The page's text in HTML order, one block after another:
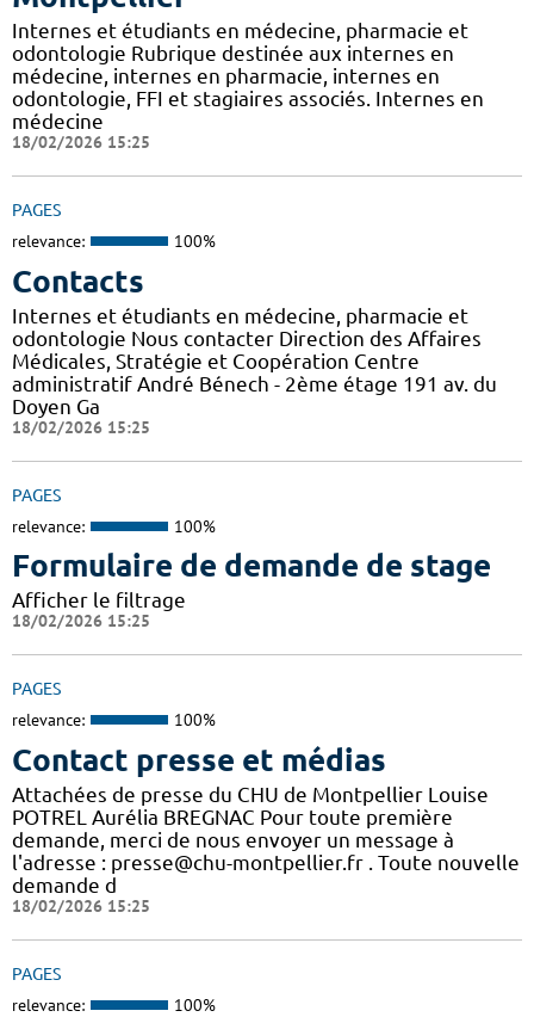
Internes et étudiants en médecine, pharmacie et
odontologie Rubrique destinée aux internes en
médecine, internes en pharmacie, internes en
odontologie, FFI et stagiaires associés. Internes en
médecine
18/02/2026 15:25
PAGES
relevance: 100%
Contacts
Internes et étudiants en médecine, pharmacie et
odontologie Nous contacter Direction des Affaires
Médicales, Stratégie et Coopération Centre
administratif André Bénech - 2ème étage 191 av. du
Doyen Ga
18/02/2026 15:25
PAGES
relevance: 100%
Formulaire de demande de stage
Afficher le filtrage
18/02/2026 15:25
PAGES
relevance: 100%
Contact presse et médias
Attachées de presse du CHU de Montpellier Louise
POTREL Aurélia BREGNAC Pour toute première
demande, merci de nous envoyer un message à
l'adresse : presse@chu-montpellier.fr . Toute nouvelle
demande d
18/02/2026 15:25
PAGES
relevance: 100%